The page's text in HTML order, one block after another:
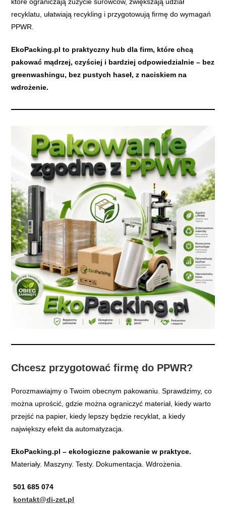
recyklatu, ułatwiają recykling i przygotowują firmę do wymagań
PPWR.
EkoPacking.pl to praktyczny hub dla firm, które chcą
pakować mądrzej, czyściej i bardziej odpowiedzialnie – bez
greenwashingu, bez pustych haseł, z naciskiem na
wdrożenie.
Chcesz przygotować firmę do PPWR?
Porozmawiajmy o Twoim obecnym pakowaniu. Sprawdzimy, co
można uprościć, gdzie można ograniczyć materiał, kiedy warto
przejść na papier, kiedy lepszy będzie recyklat, a kiedy
największy efekt da automatyzacja.
EkoPacking.pl – ekologiczne pakowanie w praktyce.
Materiały. Maszyny. Testy. Dokumentacja. Wdrożenia.
501 685 074
kontakt@di-zet.pl